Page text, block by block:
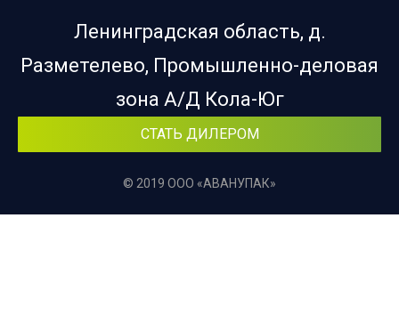
Ленинградская область, д.
Разметелево, Промышленно-деловая
зона А/Д Кола-Юг
СТАТЬ ДИЛЕРОМ
© 2019 ООО «АВАНУПАК»